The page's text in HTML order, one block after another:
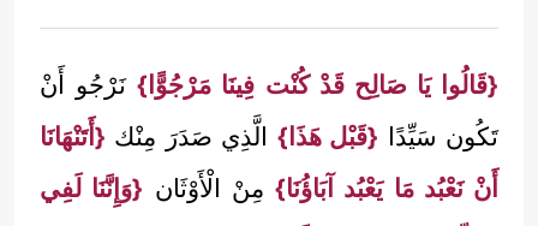
{قَالُوا يَا صَالِح قَدْ كُنْت فِينَا مَرْجُوًّا}نَرْجُو أَنْ
تَكُون سَيِّدًا {قَبْل هَذَا} الَّذِي صَدَرَ مِنْك {أَتَنْهَانَا
أَنْ نَعْبُد مَا يَعْبُد آبَاؤُنَا} مِنْ الْأَوْثَان {وَإِنَّنَا لَفِي